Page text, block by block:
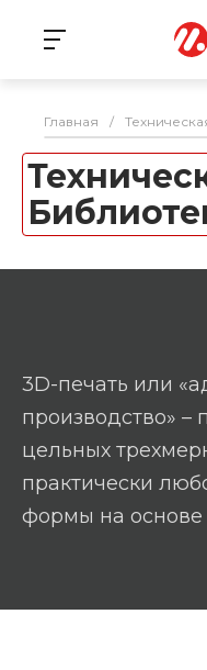
Главная /
3D-печать или
производство» –
цельных
практически
формы на